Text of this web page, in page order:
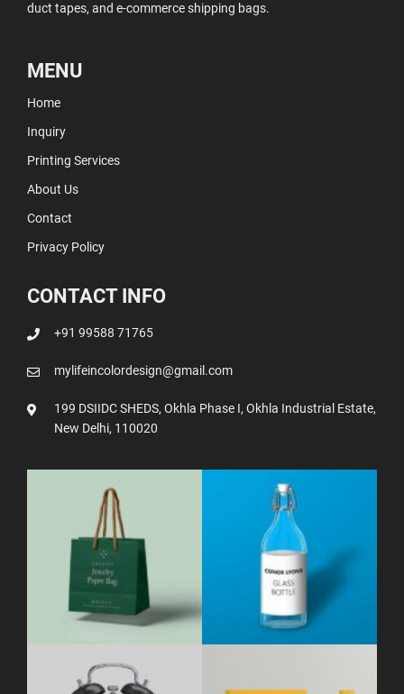
duct tapes, and e-commerce shipping bags.
MENU
Home
Inquiry
Printing Services
About Us
Contact
Privacy Policy
CONTACT INFO
+91 99588 71765
mylifeincolordesign@gmail.com
199 DSIIDC SHEDS, Okhla Phase I, Okhla Industrial Estate,
New Delhi, 110020